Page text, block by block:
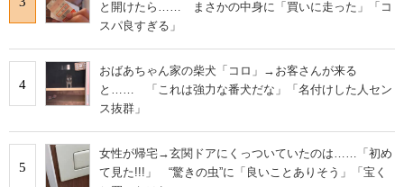
と開けたら…… まさかの中身に「買いに走った」「コ
スパ良すぎる」
4
おばあちゃん家の柴犬「コロ」→お客さんが来る
と…… 「これは強力な番犬だな」「名付けした人セン
ス抜群」
5
女性が帰宅→玄関ドアにくっついていたのは……「初め
て見た!!!」 “驚きの虫”に「良いことありそう」「宝く